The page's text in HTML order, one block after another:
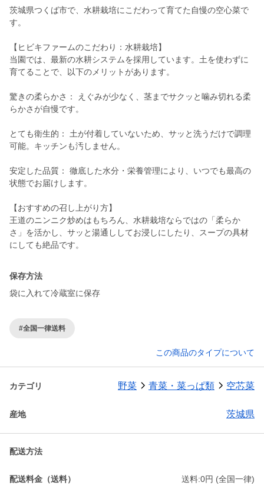
茨城県つくば市で、水耕栽培にこだわって育てた自慢の空心菜で
す。
【ヒビキファームのこだわり：水耕栽培】
当園では、最新の水耕システムを採用しています。土を使わずに
育てることで、以下のメリットがあります。
驚きの柔らかさ： えぐみが少なく、茎までサクッと噛み切れる柔
らかさが自慢です。
とても衛生的： 土が付着していないため、サッと洗うだけで調理
可能。キッチンも汚しません。
安定した品質： 徹底した水分・栄養管理により、いつでも最高の
状態でお届けします。
【おすすめの召し上がり方】
王道のニンニク炒めはもちろん、水耕栽培ならではの「柔らか
さ」を活かし、サッと湯通ししてお浸しにしたり、スープの具材
保存方法
袋に入れて冷蔵室に保存
#全国一律送料
この商品のタイプについて
カテゴリ 野菜 青菜・菜っぱ類 空芯菜
産地 茨城県
配送方法
配送料金（送料） 送料:0円 (全国一律)